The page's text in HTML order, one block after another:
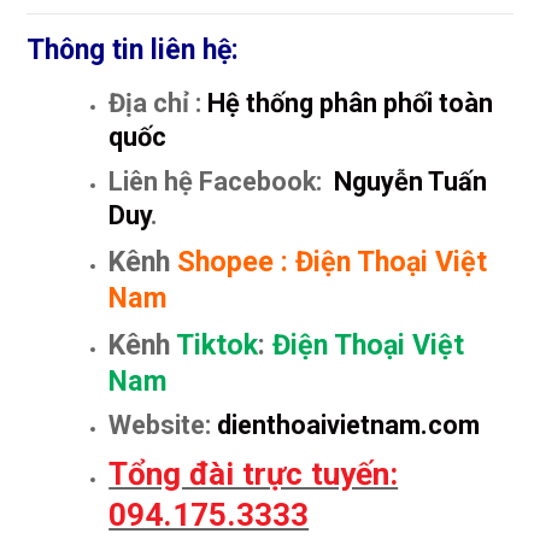
Thông tin liên hệ:
Địa chỉ : Hệ thống phân phối toàn
quốc
Liên hệ Facebook: Nguyễn Tuấn
Duy.
Kênh Shopee :Điện Thoại Việt
Nam
Kênh Tiktok:Điện Thoại Việt
Nam
Website: dienthoaivietnam.com
Tổng đài trực tuyến:
094.175.3333